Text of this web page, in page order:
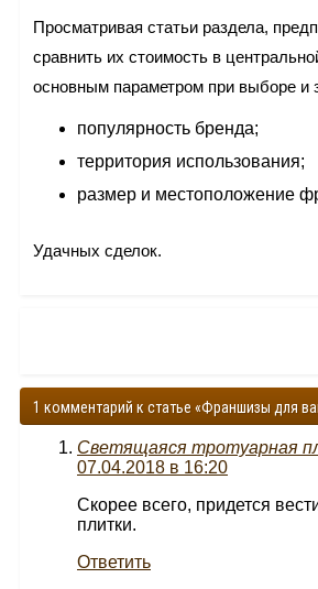
Просматривая статьи раздела,
сравнить их стоимость в
основным параметром при выборе и
популярность бренда;
территория использования;
размер и местоположение
Удачных сделок.
1 комментарий к статье «Франшизы для
Светящаяся тротуарная
07.04.2018 в 16:20
Скорее всего, придется
плитки.
Ответить